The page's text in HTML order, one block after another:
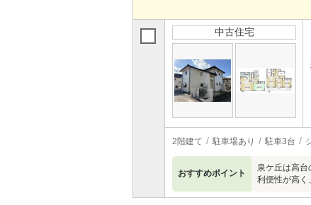
中古住宅
2階建て 駐車場あり 駐車3台
おすすめポイント
泉ケ丘は高
利便性が高く